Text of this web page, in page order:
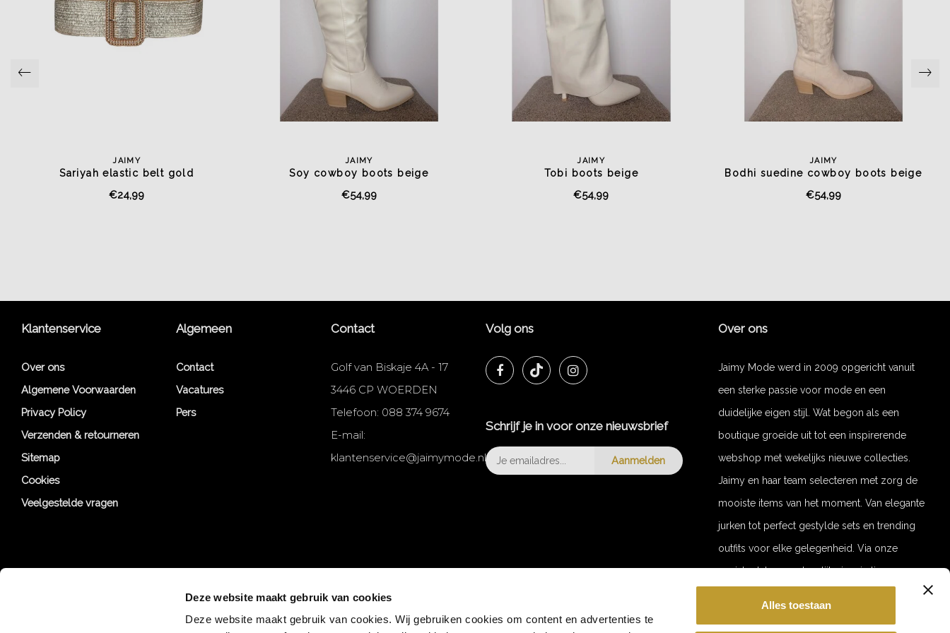
Deze website maakt gebruik van cookies
Deze website maakt gebruik van cookies. Wij gebruiken cookies om content en advertenties te
Alles toestaan
JAIMY
Sariyah elastic belt gold
€24,99
JAIMY
Soy cowboy boots beige
€54,99
JAIMY
Tobi boots beige
€54,99
JAIMY
Bodhi suedine cowboy boots beige
€54,99
Klantenservice
Over ons
Algemene Voorwaarden
Privacy Policy
Verzenden & retourneren
Sitemap
Cookies
Veelgestelde vragen
Algemeen
Contact
Vacatures
Pers
Contact
Golf van Biskaje 4A - 17
3446 CP WOERDEN
Telefoon: 088 374 9674
E-mail:
klantenservice@jaimymode.nl
Volg ons
Schrijf je in voor onze nieuwsbrief
Aanmelden
Over ons
Jaimy Mode werd in 2009 opgericht vanuit
een sterke passie voor mode en een
duidelijke eigen stijl. Wat begon als een
boutique groeide uit tot een inspirerende
webshop met wekelijks nieuwe collecties.
Jaimy en haar team selecteren met zorg de
mooiste items van het moment. Van elegante
jurken tot perfect gestylde sets en trending
outfits voor elke gelegenheid. Via onze
socials delen we dagelijks inspiratie en